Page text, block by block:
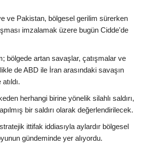
ve Pakistan, bölgesel gerilim sürerken
imzalamak üzere bugün Cidde'de
bölgede artan savaşlar, çatışmalar ve
de ABD ile İran arasındaki savaşın
herhangi birine yönelik silahlı saldırı,
bir saldırı olarak değerlendirilecek.
ittifak iddiasıyla aylardır bölgesel
gündeminde yer alıyordu.